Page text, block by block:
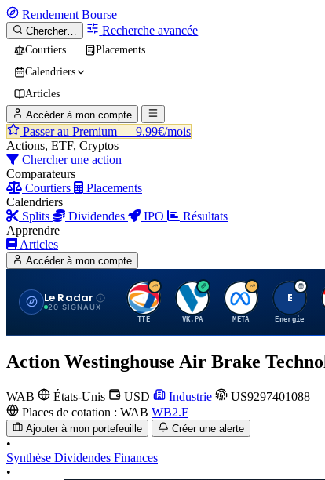
Rendement Bourse
Chercher… Recherche avancée
Courtiers
Placements
Calendriers
Articles
Accéder à mon compte
Passer au Premium — 9.99€/mois
Actions, ETF, Cryptos
Chercher une action
Comparateurs
Courtiers
Placements
Calendriers
Splits
Dividendes IPO
Résultats
Apprendre
Articles
Accéder à mon compte
Le Radar
20 SIGNAUX
T
TTE
V
VK.PA
M
META
E
Energie
Action Westinghouse Air Brake
WAB États-Unis USD Industrie
US9297401088
Places de cotation : WAB WB2.F
Ajouter à mon portefeuille Créer une alerte
•
Synthèse Dividendes Finances
•